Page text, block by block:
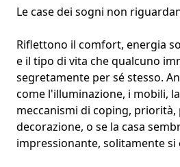
Le case dei sogni non
Riflettono il comfort, energia
e il tipo di vita che qualcuno
segretamente per sé stesso.
come l'illuminazione, i mobili,
meccanismi di coping, priorità,
decorazione, o se la casa
impressionante, solitamente si